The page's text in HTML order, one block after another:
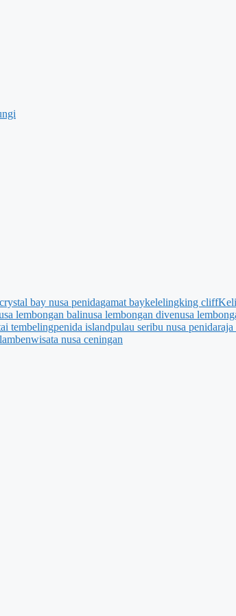
crystal bay nusa penidagamat baykelelingking cliff
lembongan balinusa lembongan divenusa
tembelingpenida islandpulau seribu nusa penidaraja
wisata nusa ceningan